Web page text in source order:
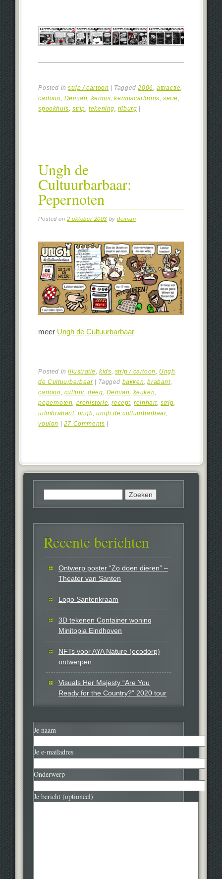
Posted instrip / cartoon | Tagged2006 ,attractie
cartoon
Demian kermis ,kermiscartoons ,serie
spookhuis ,strip ,tekening ,tilburg |
Ungh de
Cultuurbarbaar:
Pepernoten
Posted on2 oktober 2003 bydemian
meer Ungh de Cultuurbarbaar
Posted inillustratie,kids, strip / cartoon, Ungh
de Cultuurbarbaar
Tagged bakken,brabant,
cartoon, cultuur,deeg, Demian, keuken,
pepernoten, prehistorie,recept,reinhart,strip,
uitinbrabant, ungh,ungh de cultuurbarbaar,
voulon
27 Comments
Recente berichten
Ontwerp poster “Zo doen dieren” –
Theater van Santen
Logo Santenkraam
3D tekenen Container woning
Minitopia Eindhoven
NFTs voor AYA Nature (ecodorp)
ontwerpen
Visuals Her Majesty “Are You
Ready for the Country?” 2020 tour
Je naam
Je e-mailadres
Onderwerp
Je bericht (optioneel)